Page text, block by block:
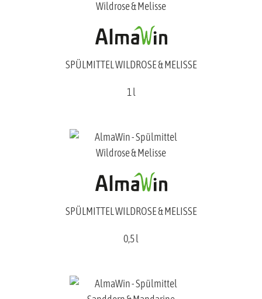
SPÜLMITTEL WILDROSE & MELISSE
1 l
SPÜLMITTEL WILDROSE & MELISSE
0,5 l